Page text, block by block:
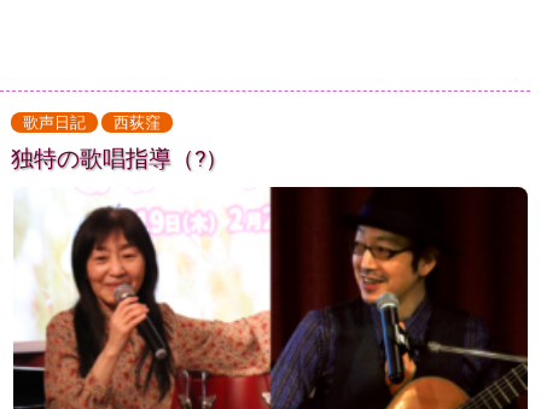
歌声日記 西荻窪
独特の歌唱指導（?）